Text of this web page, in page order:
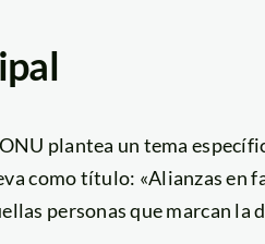
plantea un tema
como título: «Alianzas en
personas que marcan la